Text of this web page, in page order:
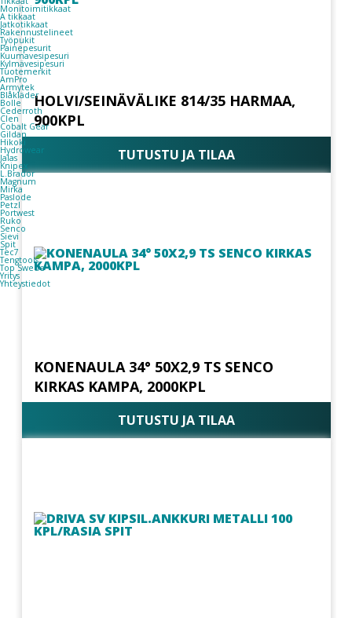
Monitoimitikkaat
A tikkaat
Jatkotikkaat
Rakennustelineet
Työpukit
Painepesurit
Kuumavesipesuri
Kylmävesipesuri
Tuotemerkit
AmPro
Armytek
Blåkläder
Bolle
Cederroth
Clen
Cobalt Gear
Gildan
Hikoki
Hydrowear
Jalas
Knipex
L.Brador
Magnum
Mirka
Paslode
Petzl
Portwest
Ruko
Senco
Sievi
Spit
Tec7
Tengtools
Top Swede
Yritys
Yhteystiedot
HOLVI/SEINÄVÄLIKE 814/35 HARMAA,
900KPL
TUTUSTU JA TILAA
KONENAULA 34° 50X2,9 TS SENCO
KIRKAS KAMPA, 2000KPL
TUTUSTU JA TILAA